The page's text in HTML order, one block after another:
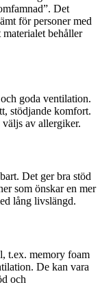
Det
för personer med
behåller
goda ventilation.
stödjande komfort.
av allergiker.
Det ger bra stöd
som önskar en mer
lång livslängd.
t.ex. memory foam
De kan vara
och